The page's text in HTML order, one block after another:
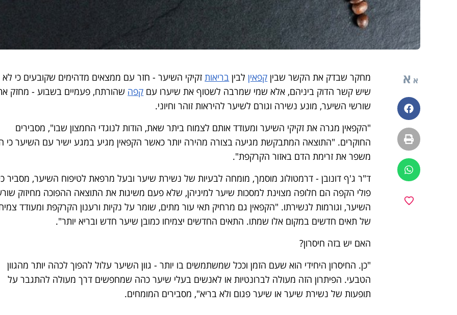
א א
פייסבוק
הדפסה
ווטסאפ
מחקר שבדק את הקשר שבין קפאיןלבין בריאותזקיקי השיער - חזר עם ממצאים מדהימים שקובעים כי לא
שיש קשר הדוק ביניהם, אלא שמי שמרבה לשטוף את שיערו עם קפה שהורתח, פעמיים בשבוע - מחזק
שורשי השיער, מונע נשירה וגורם לשיער להיראות זוהר וחיוני.
"הקפאין מגרה את זקיקי השיער ומעודד אותם לצמוח ביתר שאת, הודות לנוגדי החמצון שבו", מסבירים
החוקרים. "התוצאה המתבקשת מגיעה בצורה מהירה יותר כאשר הקפאין מגיע במגע ישיר עם השיער כי
משפר את זרימת הדם באזור הקרקפת".
ד"ר ג'ף דונובן - דרמטולוג מוסמך, מומחה לבעיות של נשירת שיער ובעל מרפאת לטיפוח השיער, מסביר
פולי הקפה הם חלופה מצוינת למסכות שיער למיניהן, שלא פעם משיגות את התוצאה ההפוכה מחיזוק
השיער, וגורמות לנשירתו. "הקפאין גם מרחיק תאי עור מתים, שומר על נקיות ורענון הקרקפת ומעודד
של תאים חדשים במקום אלו שמתו. התאים החדשים יצמיחו כמובן שיער חדש ובריא יותר".
האם יש בזה חיסרון?
"כן. החיסרון היחידי הוא שעם הזמן וככל שמשתמשים בו יותר - גוון השיער עלול להפוך לכהה יותר מהגוון
הטבעי. הפיתרון הזה מעולה לברונטיות או לאנשים בעלי שיער כהה שמחפשים דרך מעולה להתגבר על
תופעות של נשירת שיער או שיער פגום ולא בריא", מסבירים המומחים.